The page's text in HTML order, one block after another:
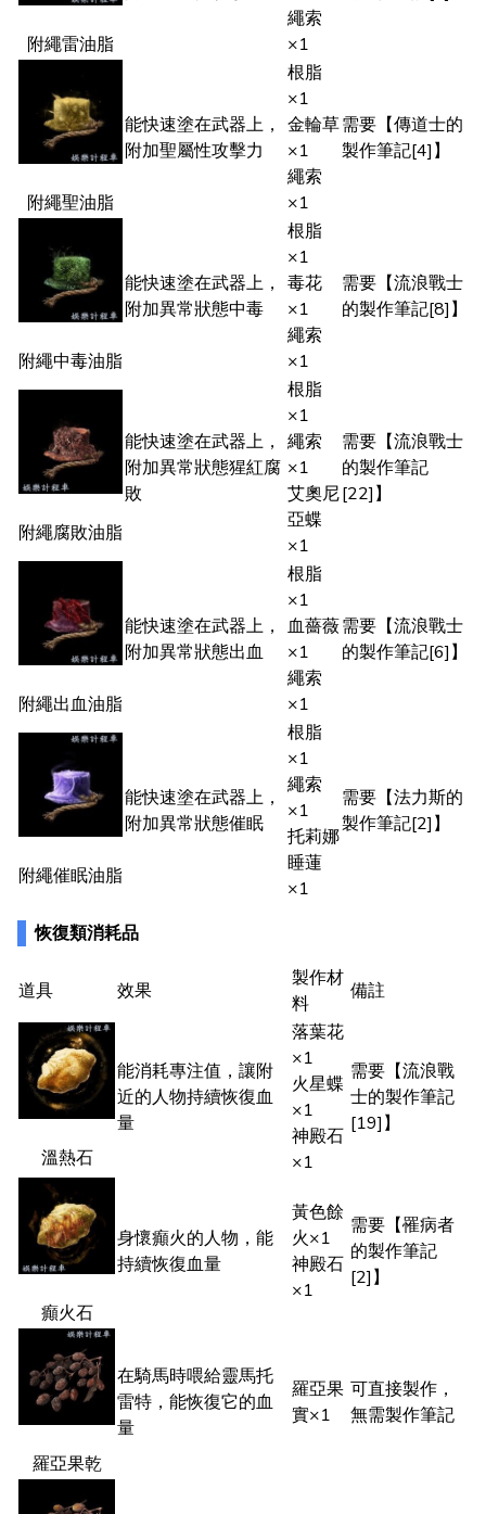
附繩雷油脂
繩索
×1
附繩聖油脂
能快速塗在武器上，
附加聖屬性攻擊力
根脂
×1
金輪草
×1
繩索
×1
需要【傳道士的
製作筆記[4]】
附繩中毒油脂
能快速塗在武器上，
附加異常狀態中毒
根脂
×1
毒花
×1
繩索
×1
需要【流浪戰士
的製作筆記[8]】
附繩腐敗油脂
能快速塗在武器上，
附加異常狀態猩紅腐
敗
根脂
×1
繩索
×1
艾奧尼
亞蝶
×1
需要【流浪戰士
的製作筆記
[22]】
附繩出血油脂
能快速塗在武器上，
附加異常狀態出血
根脂
×1
血薔薇
×1
繩索
×1
需要【流浪戰士
的製作筆記[6]】
附繩催眠油脂
能快速塗在武器上，
附加異常狀態催眠
根脂
×1
繩索
×1
托莉娜
睡蓮
×1
需要【法力斯的
製作筆記[2]】
恢復類消耗品
道具 效果
製作材
料
備註
溫熱石
能消耗專注值，讓附
近的人物持續恢復血
量
落葉花
×1
火星蝶
×1
神殿石
×1
需要【流浪戰
士的製作筆記
[19]】
癲火石
身懷癲火的人物，能
持續恢復血量
黃色餘
火×1
神殿石
×1
需要【罹病者
的製作筆記
[2]】
羅亞果乾
在騎馬時喂給靈馬托
雷特，能恢復它的血
量
羅亞果
實×1
可直接製作，
無需製作筆記